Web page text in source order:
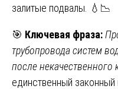
залитые подвалы. 💧📉
🎯 Ключевая фраза:
трубопровода систем
после некачественного
единственный